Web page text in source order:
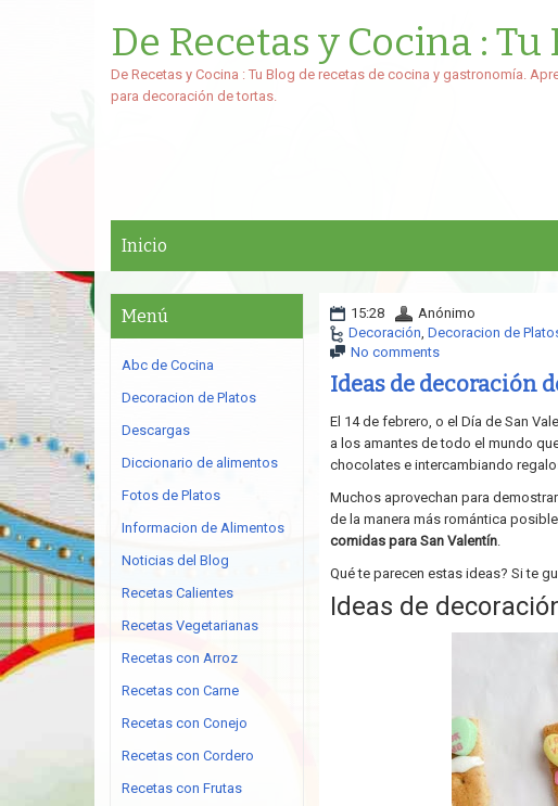
De Recetas y Cocina :
De Recetas y Cocina : Tu Blog de recetas de cocina y gastronomía.
para decoración de tortas.
Inicio
15:28
Anónimo
Decoración, Decoracion de
No comments
Ideas de decoración
El 14 de febrero, o el Día de San
a los amantes de todo el mundo
chocolates e intercambiando
Muchos aprovechan para
de la manera más romántica
comidas para San Valentín.
Qué te parecen estas ideas? Si te
Ideas de
Menú
Abc de Cocina
Decoracion de Platos
Descargas
Diccionario de alimentos
Fotos de Platos
Informacion de Alimentos
Noticias del Blog
Recetas Calientes
Recetas Vegetarianas
Recetas con Arroz
Recetas con Carne
Recetas con Conejo
Recetas con Cordero
Recetas con Frutas